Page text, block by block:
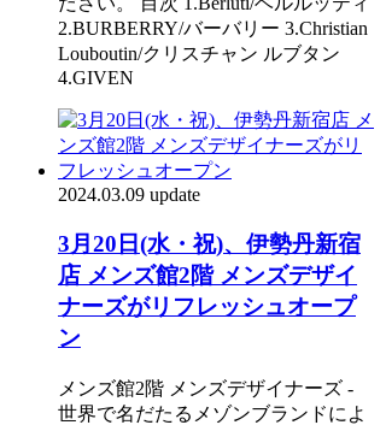
2.BURBERRY/バーバリー 3.Christian
Louboutin/クリスチャン ルブタン
4.GIVEN
2024.03.09 update
3月20日(水・祝)、伊勢丹新宿
店 メンズ館2階 メンズデザイ
ナーズがリフレッシュオープ
ン
メンズ館2階 メンズデザイナーズ -
世界で名だたるメゾンブランドによ